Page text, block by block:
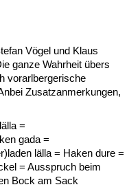
Landwirtschaft
Reden
und Alltag
und
Vögel und Klaus
ganze Wahrheit übers
vorarlbergerische
Zusatzanmerkungen,
=
gada =
lälla = Haken dure =
= Ausspruch beim
Bock am Sack